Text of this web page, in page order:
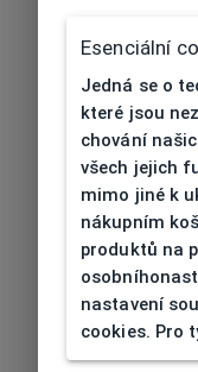
Esenciální
Jedná se o
které jsou
chování
všech jejich
mimo jiné k
nákupním
produktů na
nastavení
cookies. Pro